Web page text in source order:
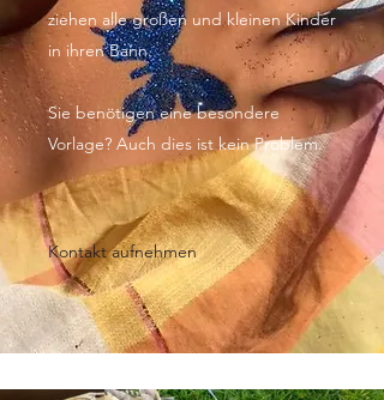
ziehen alle großen und kleinen Kinder
in ihren Bann.
Sie benötigen eine besondere
Vorlage? Auch dies ist kein Problem.
Kontakt aufnehmen